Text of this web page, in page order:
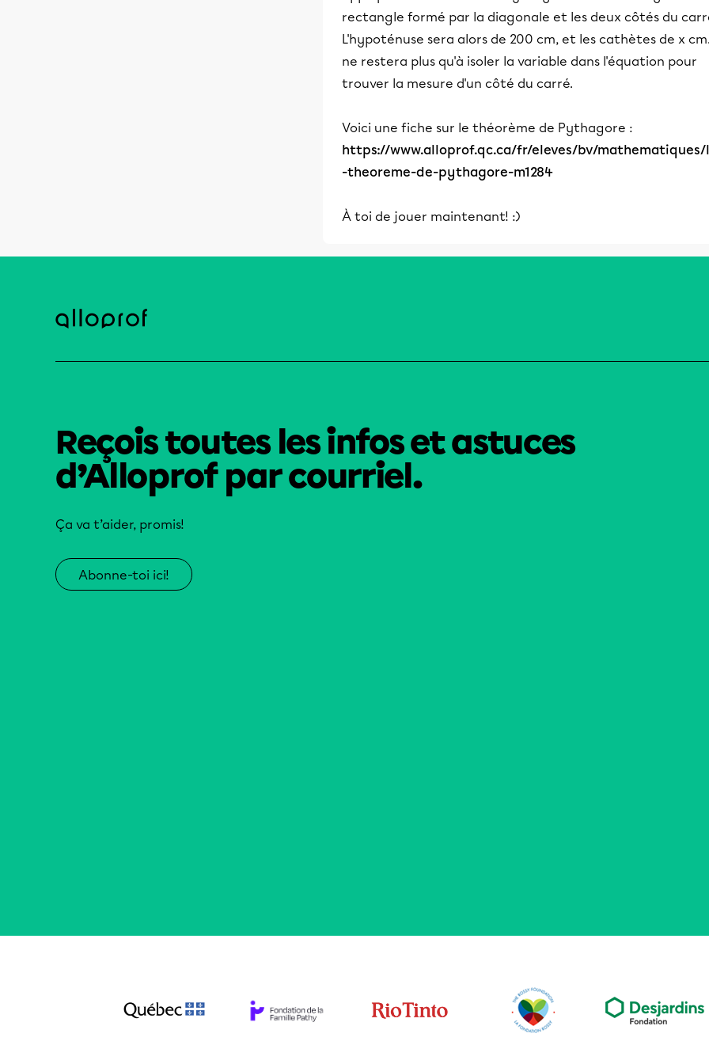
rectangle formé par la diagonale et les deux côtés du
L'hypoténuse sera alors de 200 cm, et les cathètes de x
ne restera plus qu'à isoler la variable dans l'équation pour
trouver la mesure d'un côté du carré.
Voici une fiche sur le théorème de Pythagore :
https://www.alloprof.qc.ca/fr/eleves/bv/mathematiques/
-theoreme-de-pythagore-m1284
À toi de jouer maintenant! :)
Reçois toutes les infos et astuces
d’Alloprof par courriel.
Ça va t’aider, promis!
Abonne-toi ici!